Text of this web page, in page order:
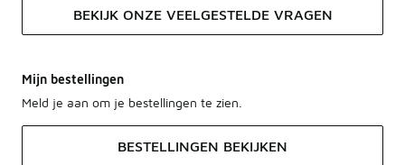
BEKIJK ONZE VEELGESTELDE VRAGEN
Mijn bestellingen
Meld je aan om je bestellingen te zien.
BESTELLINGEN BEKIJKEN